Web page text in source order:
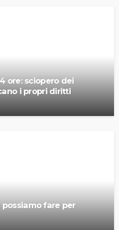
ore: sciopero dei
i propri diritti
fare per